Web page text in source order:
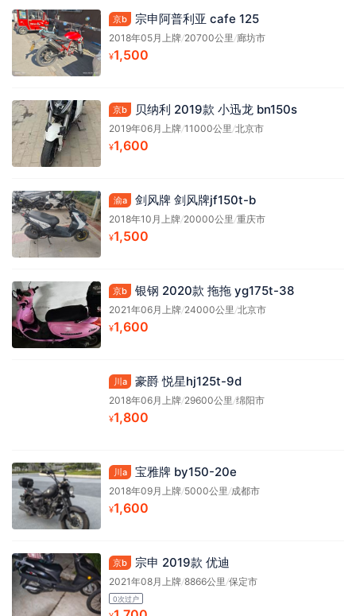
京b 宗申阿普利亚 cafe 125
2018年05月上牌/20700公里/廊坊市
¥1,500
京b 贝纳利 2019款 小迅龙 bn150s
2019年06月上牌/11000公里/北京市
¥1,600
渝a 剑风牌 剑风牌jf150t-b
2018年10月上牌/20000公里/重庆市
¥1,500
京b 银钢 2020款 拖拖 yg175t-38
2021年06月上牌/24000公里/北京市
¥1,600
川a 豪爵 悦星hj125t-9d
2018年06月上牌/29600公里/绵阳市
¥1,800
川a 宝雅牌 by150-20e
2018年09月上牌/5000公里/成都市
¥1,600
京b 宗申 2019款 优迪
2021年08月上牌/8866公里/保定市
0次过户